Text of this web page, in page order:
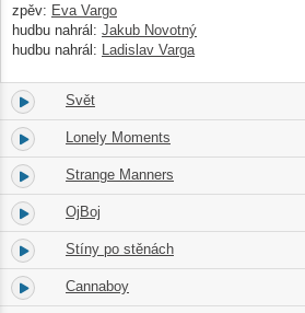
zpěv: Eva Vargo
hudbu nahrál: Jakub Novotný
hudbu nahrál: Ladislav Varga
5. Svět
6. Lonely Moments
7. Strange Manners
8. OjBoj
9. Stíny po stěnách
10. Cannaboy